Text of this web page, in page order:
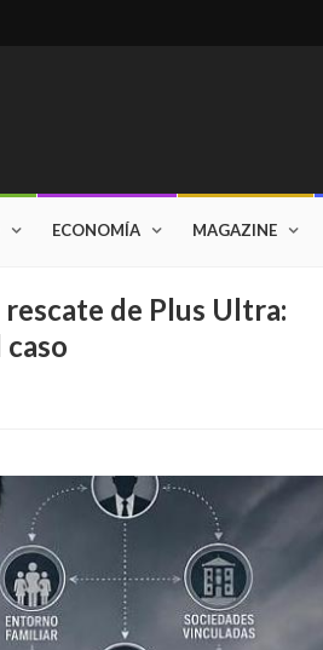
ECONOMÍA MAGAZINE
de Plus Ultra: